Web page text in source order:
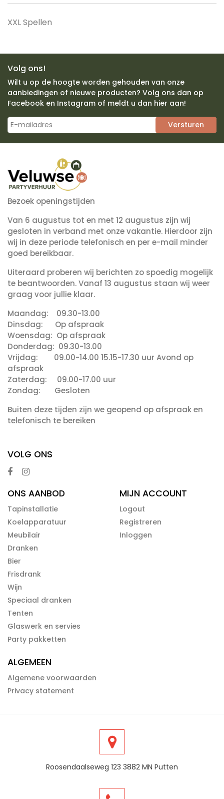
XXL Spellen
Volg ons!
Wilt u op de hoogte worden gehouden van onze
aanbiedingen of nieuwe producten? Volg ons dan op
Facebook en Instagram of meldt u dan hier aan!
Versturen
Bezoek openingstijden
Van 6 augustus tot en met 12 augustus zijn wij
gesloten in verband met onze vakantie. Hierdoor zijn
wij in deze periode telefonisch en per e-mail minder
goed bereikbaar.
Uiteraard proberen wij berichten zo spoedig mogelijk
te beantwoorden. Vanaf 13 augustus staan wij weer
graag voor jullie klaar.
Maandag: 09.30-13.00
Dinsdag: Op afspraak
Woensdag: Op afspraak
Donderdag: 09.30-13.00
Vrijdag: 09.00-14.00 15.15-17.30 uur Avond op
afspraak
Zaterdag: 09.00-17.00 uur
Zondag: Gesloten
Buiten deze tijden zijn we geopend op afspraak en
telefonisch te bereiken
VOLG ONS
ONS AANBOD
Tapinstallatie
Koelapparatuur
Meubilair
Dranken
Bier
Frisdrank
Wijn
Speciaal dranken
Tenten
Glaswerk en servies
Party pakketten
MIJN ACCOUNT
Logout
Registreren
Inloggen
ALGEMEEN
Algemene voorwaarden
Privacy statement
Roosendaalseweg 123 3882 MN Putten